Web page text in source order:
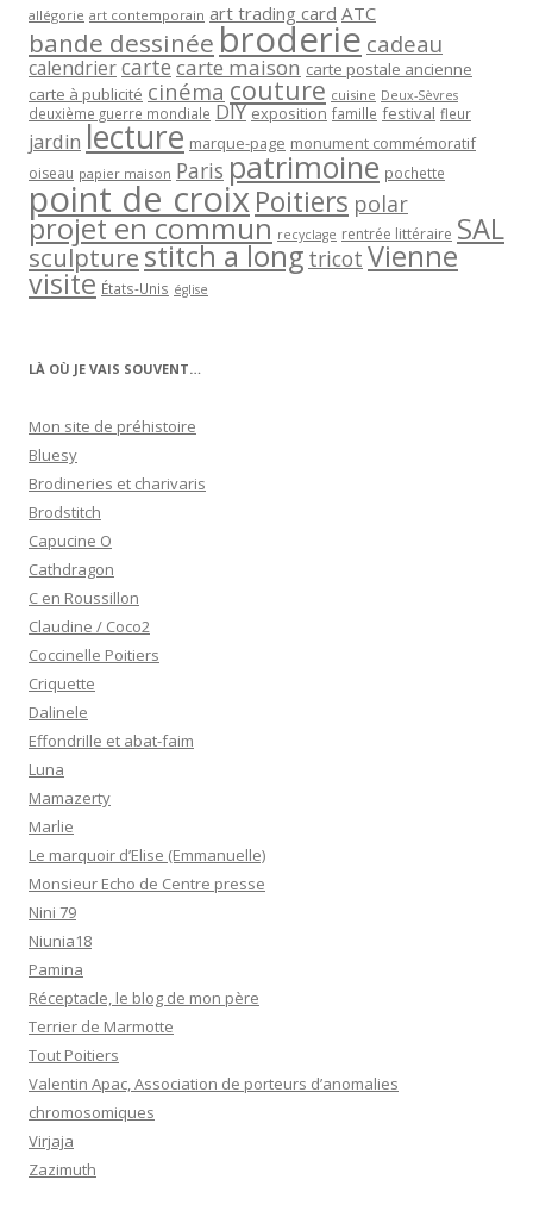
allégorie art contemporain art trading card ATC
bande dessinée broderie cadeau
calendriercartecarte maison carte postale ancienne
carte à publicité cinéma couture cuisine Deux-Sèvres
deuxième guerre mondiale DIY exposition famille festival fleur
jardin lecture marque-page monument commémoratif
oiseau papier maison Paris patrimoine pochette
point de croixPoitiers polar
projet en commun recyclage rentrée littéraire SAL
sculpturestitch a long tricot Vienne
visite États-Unis église
LÀ OÙ JE VAIS SOUVENT…
Mon site de préhistoire
Bluesy
Brodineries et charivaris
Brodstitch
Capucine O
Cathdragon
C en Roussillon
Claudine / Coco2
Coccinelle Poitiers
Criquette
Dalinele
Effondrille et abat-faim
Luna
Mamazerty
Marlie
Le marquoir d’Elise (Emmanuelle)
Monsieur Echo de Centre presse
Nini 79
Niunia18
Pamina
Réceptacle, le blog de mon père
Terrier de Marmotte
Tout Poitiers
Valentin Apac, Association de porteurs d’anomalies
chromosomiques
Virjaja
Zazimuth